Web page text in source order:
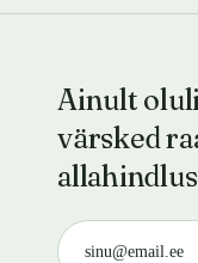
Ainult
värsked